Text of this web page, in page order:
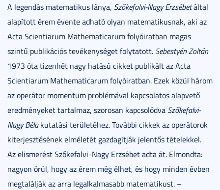
A legendás matematikus lánya, Szőkefalvi-Nagy Erzsébetáltal
alapított érem évente adható olyan matematikusnak, aki az
Acta Scientiarum Mathematicarum folyóiratban magas
szintű publikációs tevékenységet folytatott. Sebestyén Zoltán
1973 óta tizenhét nagy hatású cikket publikált az Acta
Scientiarum Mathematicarum folyóiratban. Ezek közül három
az operátor momentum problémával kapcsolatos alapvető
eredményeket tartalmaz, szorosan kapcsolódva Szőkefalvi-
Nagy Bélakutatási területéhez. További cikkek az operátorok
kiterjesztésének elméletét gazdagítják jelentős tételekkel.
Az elismerést Szőkefalvi-Nagy Erzsébet adta át. Elmondta:
nagyon örül, hogy az érem még élhet, és hogy minden évben
megtalálják az arra legalkalmasabb matematikust. –